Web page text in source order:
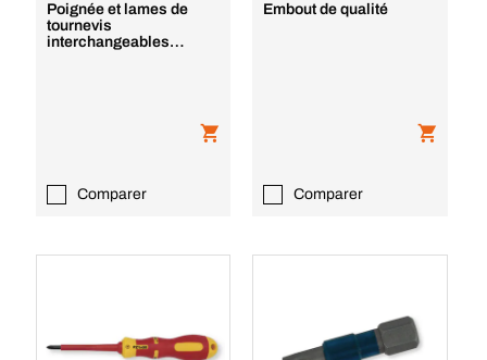
Poignée et lames de
tournevis
interchangeables
Comparer
Embout de qualité
Comparer